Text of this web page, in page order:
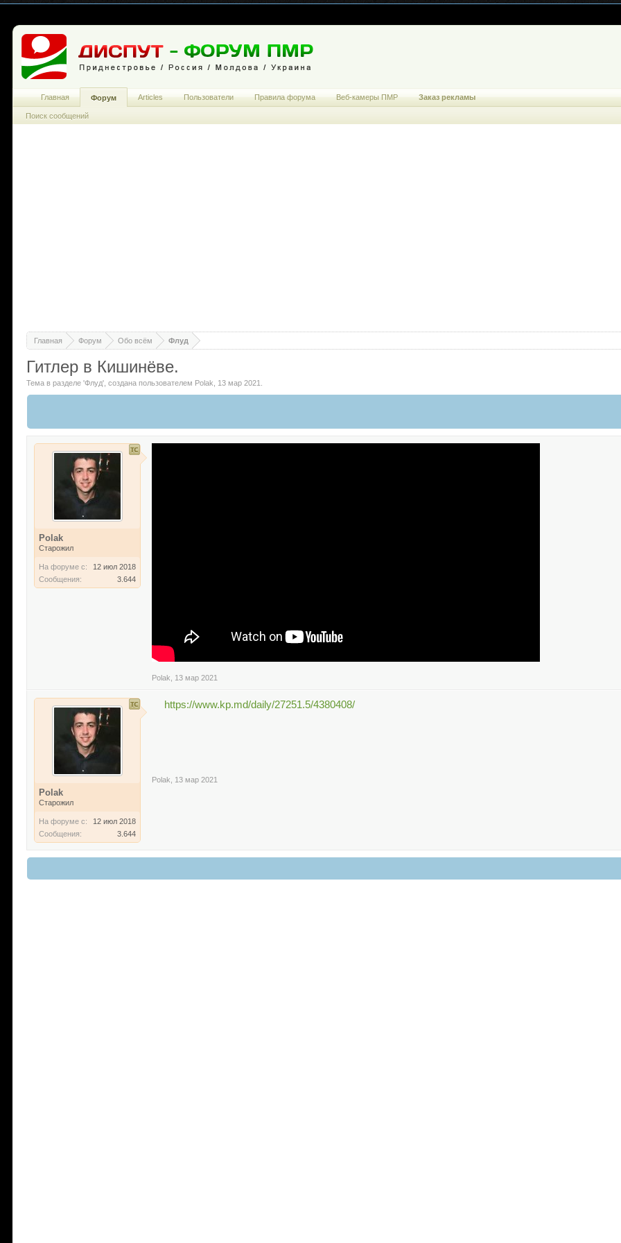
Главная Форум Обо всём Флуд
Гитлер в Кишинёве.
Тема в разделе 'Флуд' , создана пользователем Polak 13 мар 2021
Polak
Старожил
На форуме с:
12 июл 2018
Сообщения:
3.644
Polak 13 мар 2021
Polak
Старожил
На форуме с:
12 июл 2018
Сообщения:
3.644
https://www.kp.md/daily/27251.5/4380408/
Polak 13 мар 2021
Главная Форум
Поиск сообщений
Articles Пользователи Правила форума Веб-камеры ПМР Заказ рекламы